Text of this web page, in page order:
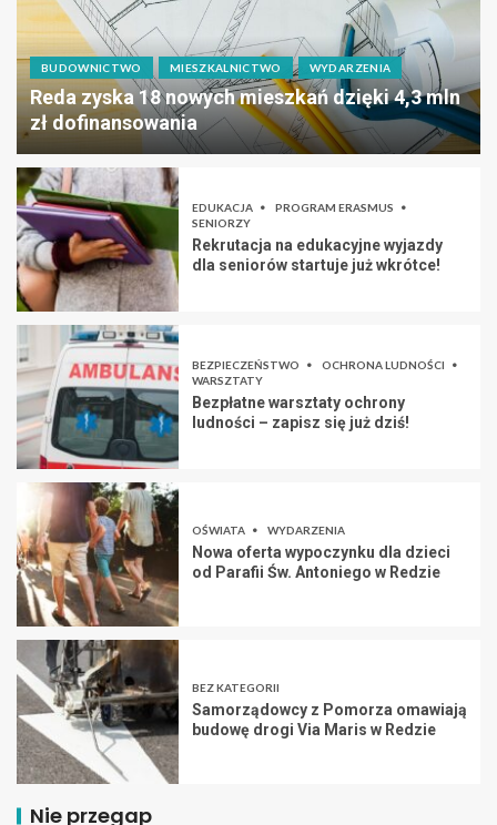
BUDOWNICTWO MIESZKALNICTWO WYDARZENIA
Reda zyska 18 nowych mieszkań dzięki 4,3 mln
zł dofinansowania
EDUKACJA
PROGRAM ERASMUS
SENIORZY
Rekrutacja na edukacyjne wyjazdy
dla seniorów startuje już wkrótce!
BEZPIECZEŃSTWO
OCHRONA LUDNOŚCI
WARSZTATY
Bezpłatne warsztaty ochrony
ludności – zapisz się już dziś!
OŚWIATA WYDARZENIA
Nowa oferta wypoczynku dla dzieci
od Parafii Św. Antoniego w Redzie
BEZ KATEGORII
Samorządowcy z Pomorza omawiają
budowę drogi Via Maris w Redzie
Nie przegap